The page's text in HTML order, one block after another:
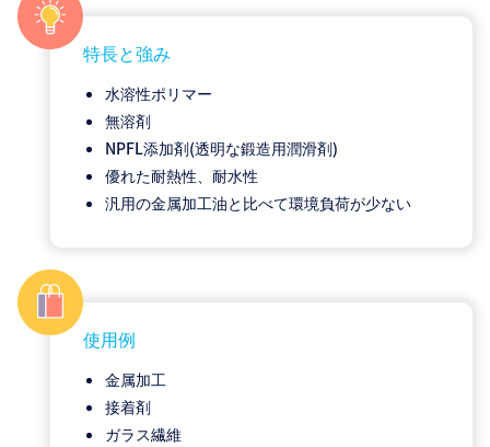
特長と強み
水溶性ポリマー
無溶剤
NPFL添加剤(透明な鍛造用潤滑剤)
優れた耐熱性、耐水性
汎用の金属加工油と比べて環境負荷が少ない
使用例
金属加工
接着剤
ガラス繊維